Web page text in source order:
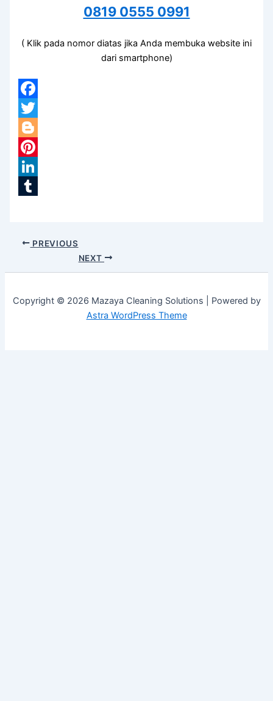
0819 0555 0991
( Klik pada nomor diatas jika Anda membuka website ini
dari smartphone)
Facebook
Twitter
Blogger
Pinterest
LinkedIn
PREVIOUS
NEXT
Copyright © 2026 Mazaya Cleaning Solutions | Powered by
Astra WordPress Theme